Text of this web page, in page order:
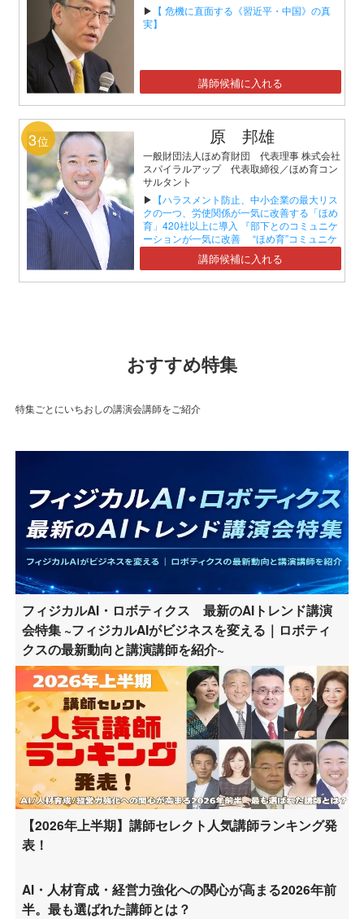
▶ 【 危機に直面する《習近平・中国》の真
実】
講師候補に入れる
3位 原 邦雄
一般財団法人ほめ育財団 代表理事 株式会社
スパイラルアップ 代表取締役／ほめ育コン
サルタント
▶ 【ハラスメント防止、中小企業の最大リス
クの一つ、労使関係が一気に改善する「ほめ
育」420社以上に導入 『部下とのコミュニケ
ーションが一気に改善 “ほめ育”コミュニケ
ーションセミナー』】講師候補に入れる
おすすめ特集
特集ごとにいちおしの講演会講師をご紹介
フィジカルAI・ロボティクス 最新のAIトレンド講演
会特集 ~フィジカルAIがビジネスを変える｜ロボティ
クスの最新動向と講演講師を紹介~
【2026年上半期】講師セレクト人気講師ランキング発
表！
AI・人材育成・経営力強化への関心が高まる2026年前
半。最も選ばれた講師とは？